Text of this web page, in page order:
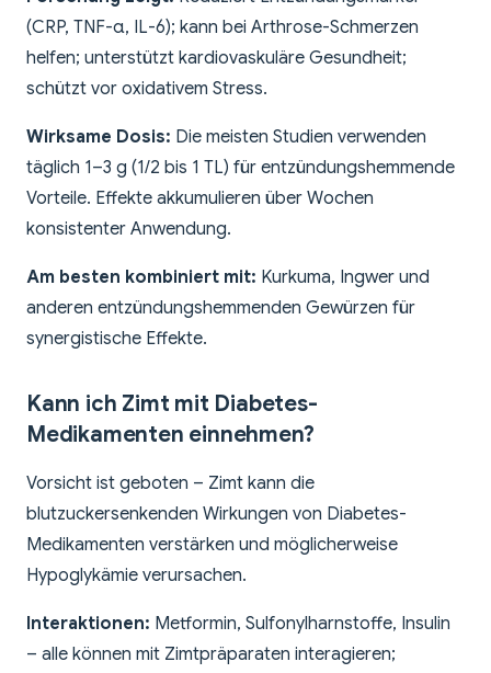
(CRP, TNF-α, IL-6); kann bei Arthrose-Schmerzen
helfen; unterstützt kardiovaskuläre Gesundheit;
schützt vor oxidativem Stress.
Wirksame Dosis: Die meisten Studien verwenden
täglich 1–3 g (1/2 bis 1 TL) für entzündungshemmende
Vorteile. Effekte akkumulieren über Wochen
konsistenter Anwendung.
Am besten kombiniert mit: Kurkuma, Ingwer und
anderen entzündungshemmenden Gewürzen für
synergistische Effekte.
Kann ich Zimt mit Diabetes-
Medikamenten einnehmen?
Vorsicht ist geboten – Zimt kann die
blutzuckersenkenden Wirkungen von Diabetes-
Medikamenten verstärken und möglicherweise
Hypoglykämie verursachen.
Interaktionen: Metformin, Sulfonylharnstoffe, Insulin
– alle können mit Zimtpräparaten interagieren;